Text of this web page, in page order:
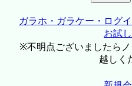
ガラホ・ガラケー・ログ
お試
※不明点ございましたら
越しく